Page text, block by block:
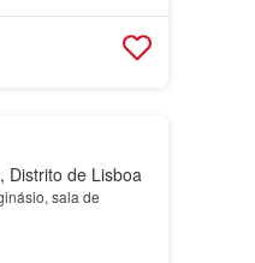
Distrito de Lisboa
sala de